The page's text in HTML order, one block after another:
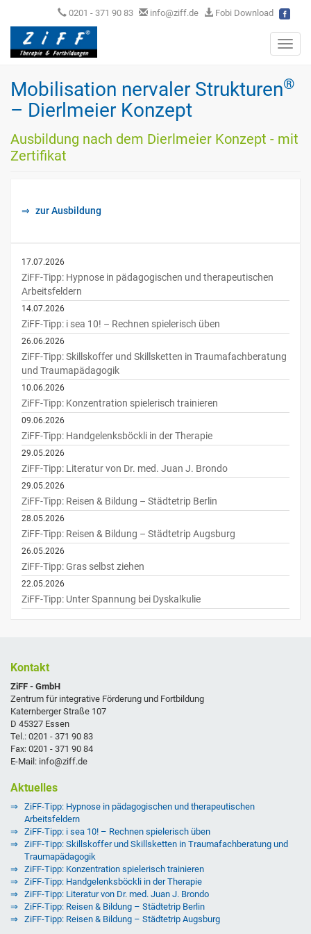
0201 - 371 90 83 info@ziff.de Fobi Download
Mobilisation nervaler Strukturen®
– Dierlmeier Konzept
Ausbildung nach dem Dierlmeier Konzept - mit
Zertifikat
zur Ausbildung
17.07.2026
ZiFF-Tipp: Hypnose in pädagogischen und therapeutischen
Arbeitsfeldern
14.07.2026
ZiFF-Tipp: i sea 10! – Rechnen spielerisch üben
26.06.2026
ZiFF-Tipp: Skillskoffer und Skillsketten in Traumafachberatung
und Traumapädagogik
10.06.2026
ZiFF-Tipp: Konzentration spielerisch trainieren
09.06.2026
ZiFF-Tipp: Handgelenksböckli in der Therapie
29.05.2026
ZiFF-Tipp: Literatur von Dr. med. Juan J. Brondo
29.05.2026
ZiFF-Tipp: Reisen & Bildung – Städtetrip Berlin
28.05.2026
ZiFF-Tipp: Reisen & Bildung – Städtetrip Augsburg
26.05.2026
ZiFF-Tipp: Gras selbst ziehen
22.05.2026
ZiFF-Tipp: Unter Spannung bei Dyskalkulie
Kontakt
ZiFF - GmbH
Zentrum für integrative Förderung und Fortbildung
Katernberger Straße 107
D 45327 Essen
Tel.: 0201 - 371 90 83
Fax: 0201 - 371 90 84
E-Mail: info@ziff.de
Aktuelles
ZiFF-Tipp: Hypnose in pädagogischen und therapeutischen
Arbeitsfeldern
ZiFF-Tipp: i sea 10! – Rechnen spielerisch üben
ZiFF-Tipp: Skillskoffer und Skillsketten in Traumafachberatung und
Traumapädagogik
ZiFF-Tipp: Konzentration spielerisch trainieren
ZiFF-Tipp: Handgelenksböckli in der Therapie
ZiFF-Tipp: Literatur von Dr. med. Juan J. Brondo
ZiFF-Tipp: Reisen & Bildung – Städtetrip Berlin
ZiFF-Tipp: Reisen & Bildung – Städtetrip Augsburg